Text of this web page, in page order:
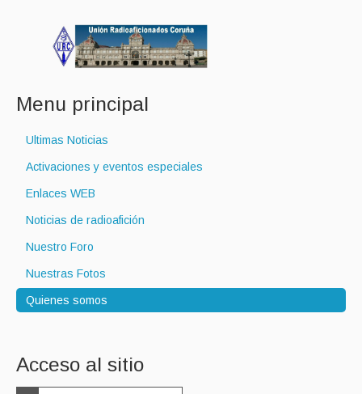
Menu principal
Ultimas Noticias
Activaciones y eventos especiales
Enlaces WEB
Noticias de radioafición
Nuestro Foro
Nuestras Fotos
Quienes somos
Acceso al sitio